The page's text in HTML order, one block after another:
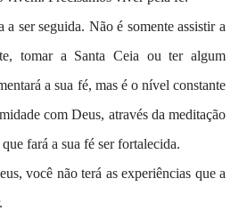
ser seguida. Não é somente assistir a
tomar a Santa Ceia ou ter algum
a sua fé, mas é o nível constante
com Deus, através da meditação
fará a sua fé ser fortalecida.
você não terá as experiências que a